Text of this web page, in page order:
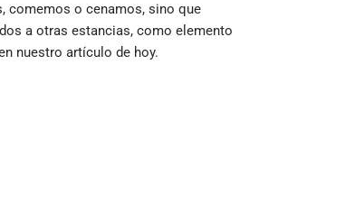
comemos o cenamos, sino que
a otras estancias, como elemento
nuestro artículo de hoy.